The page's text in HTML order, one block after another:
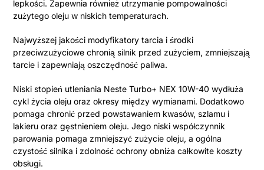
lepkości. Zapewnia również utrzymanie pompowalności
zużytego oleju w niskich temperaturach.
Najwyższej jakości modyfikatory tarcia i środki
przeciwzużyciowe chronią silnik przed zużyciem, zmniejszają
tarcie i zapewniają oszczędność paliwa.
Niski stopień utleniania Neste Turbo+ NEX 10W-40 wydłuża
cykl życia oleju oraz okresy między wymianami. Dodatkowo
pomaga chronić przed powstawaniem kwasów, szlamu i
lakieru oraz gęstnieniem oleju. Jego niski współczynnik
parowania pomaga zmniejszyć zużycie oleju, a ogólna
czystość silnika i zdolność ochrony obniża całkowite koszty
obsługi.